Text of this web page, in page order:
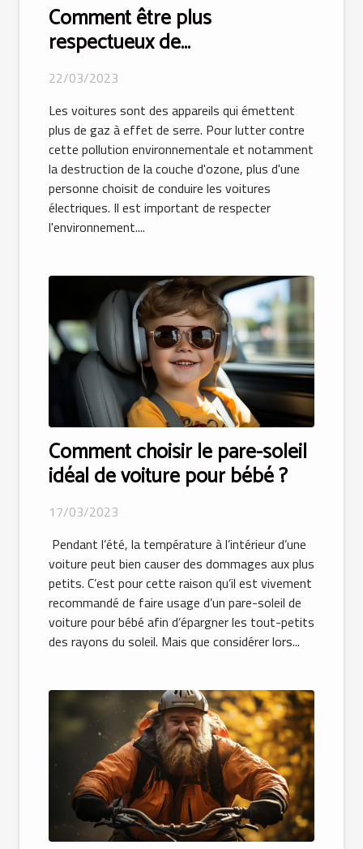
Comment être plus
respectueux de
l’environnement avec votre
voiture ?
22/03/2023
Les voitures sont des appareils qui émettent
plus de gaz à effet de serre. Pour lutter contre
cette pollution environnementale et notamment
la destruction de la couche d'ozone, plus d'une
personne choisit de conduire les voitures
électriques. Il est important de respecter
l'environnement....
Comment choisir le pare-soleil
idéal de voiture pour bébé ?
17/03/2023
Pendant l’été, la température à l’intérieur d’une
voiture peut bien causer des dommages aux plus
petits. C’est pour cette raison qu’il est vivement
recommandé de faire usage d’un pare-soleil de
voiture pour bébé afin d’épargner les tout-petits
des rayons du soleil. Mais que considérer lors...